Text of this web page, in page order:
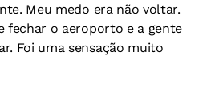
Meu medo era não voltar.
fechar o aeroporto e a gente
Foi uma sensação muito